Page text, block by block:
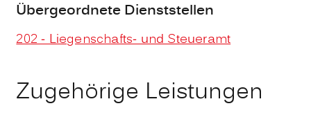
Übergeordnete Dienststellen
202 - Liegenschafts- und Steueramt
Zugehörige Leistungen